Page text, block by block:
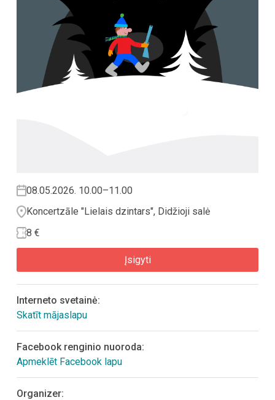
08.05.2026. 10.00–11.00
Koncertzāle "Lielais dzintars", Didžioji salė
8 €
Įsigyti
Interneto svetainė:
Skatīt mājaslapu
Facebook renginio nuoroda:
Apmeklēt Facebook lapu
Organizer: